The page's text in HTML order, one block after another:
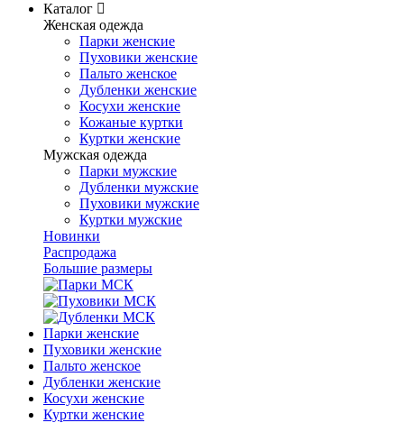
Каталог
Женская одежда
Парки женские
Пуховики женские
Пальто женское
Дубленки женские
Косухи женские
Кожаные куртки
Куртки женские
Мужская одежда
Парки мужские
Дубленки мужские
Пуховики мужские
Куртки мужские
Новинки
Распродажа
Большие размеры
Парки женские
Пуховики женские
Пальто женское
Дубленки женские
Косухи женские
Куртки женские